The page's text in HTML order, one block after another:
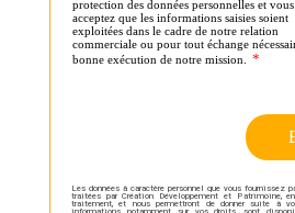
Les données à caractère personnel que vous fournissez
traitées par Création Développement et Patrimoine,
traitement, et nous permettront de donner suite à
informations, notamment sur vos droits, sont